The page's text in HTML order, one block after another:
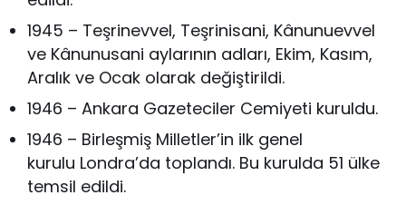
1945 – Teşrinevvel, Teşrinisani, Kânunuevvel
ve Kânunusani aylarının adları, Ekim, Kasım,
Aralık ve Ocak olarak değiştirildi.
1946 – Ankara Gazeteciler Cemiyeti kuruldu.
1946 – Birleşmiş Milletler’in ilk genel
kurulu Londra’da toplandı. Bu kurulda 51 ülke
temsil edildi.